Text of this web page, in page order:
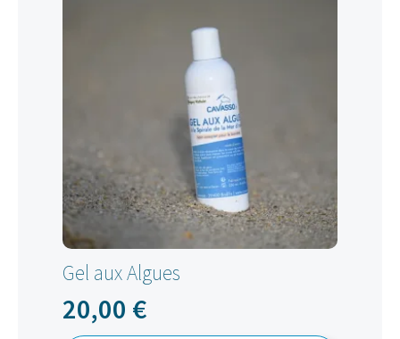
Gel aux Algues
20,00 €